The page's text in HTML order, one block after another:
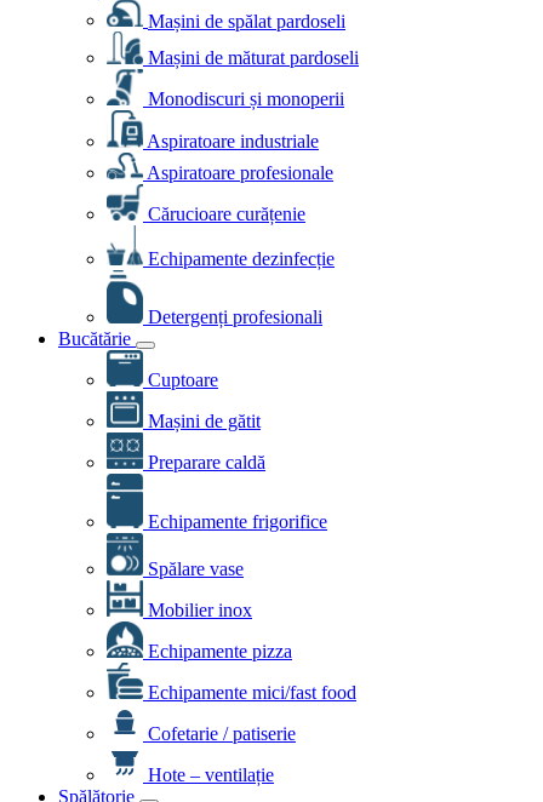
Mașini de spălat pardoseli
Mașini de măturat pardoseli
Monodiscuri și monoperii
Aspiratoare industriale
Aspiratoare profesionale
Cărucioare curățenie
Echipamente dezinfecție
Detergenți profesionali
Bucătărie
Cuptoare
Mașini de gătit
Preparare caldă
Echipamente frigorifice
Spălare vase
Mobilier inox
Echipamente pizza
Echipamente mici/fast food
Cofetarie / patiserie
Hote – ventilație
Spălătorie